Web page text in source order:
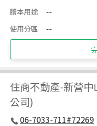
謄本用途
--
使用分區
--
住商不動產-新營中
公司)
06-7033-711#72269